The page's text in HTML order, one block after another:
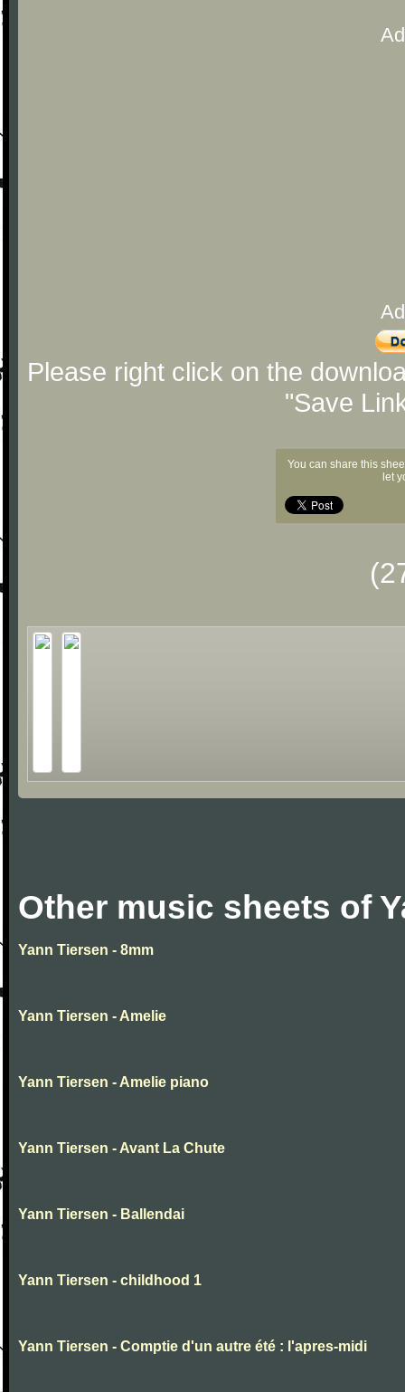
Please right click on the
"Save
You can share this
let
Other music sheets of
Yann Tiersen - 8mm
Yann Tiersen - Amelie
Yann Tiersen - Amelie piano
Yann Tiersen - Avant La Chute
Yann Tiersen - Ballendai
Yann Tiersen - childhood 1
Yann Tiersen - Comptie d'un autre été : l'apres-midi